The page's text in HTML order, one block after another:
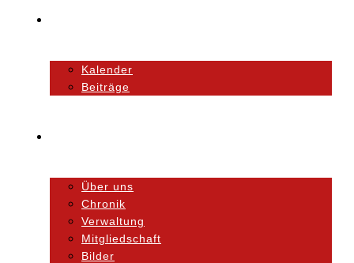
Kalender
Beiträge
Über uns
Chronik
Verwaltung
Mitgliedschaft
Bilder